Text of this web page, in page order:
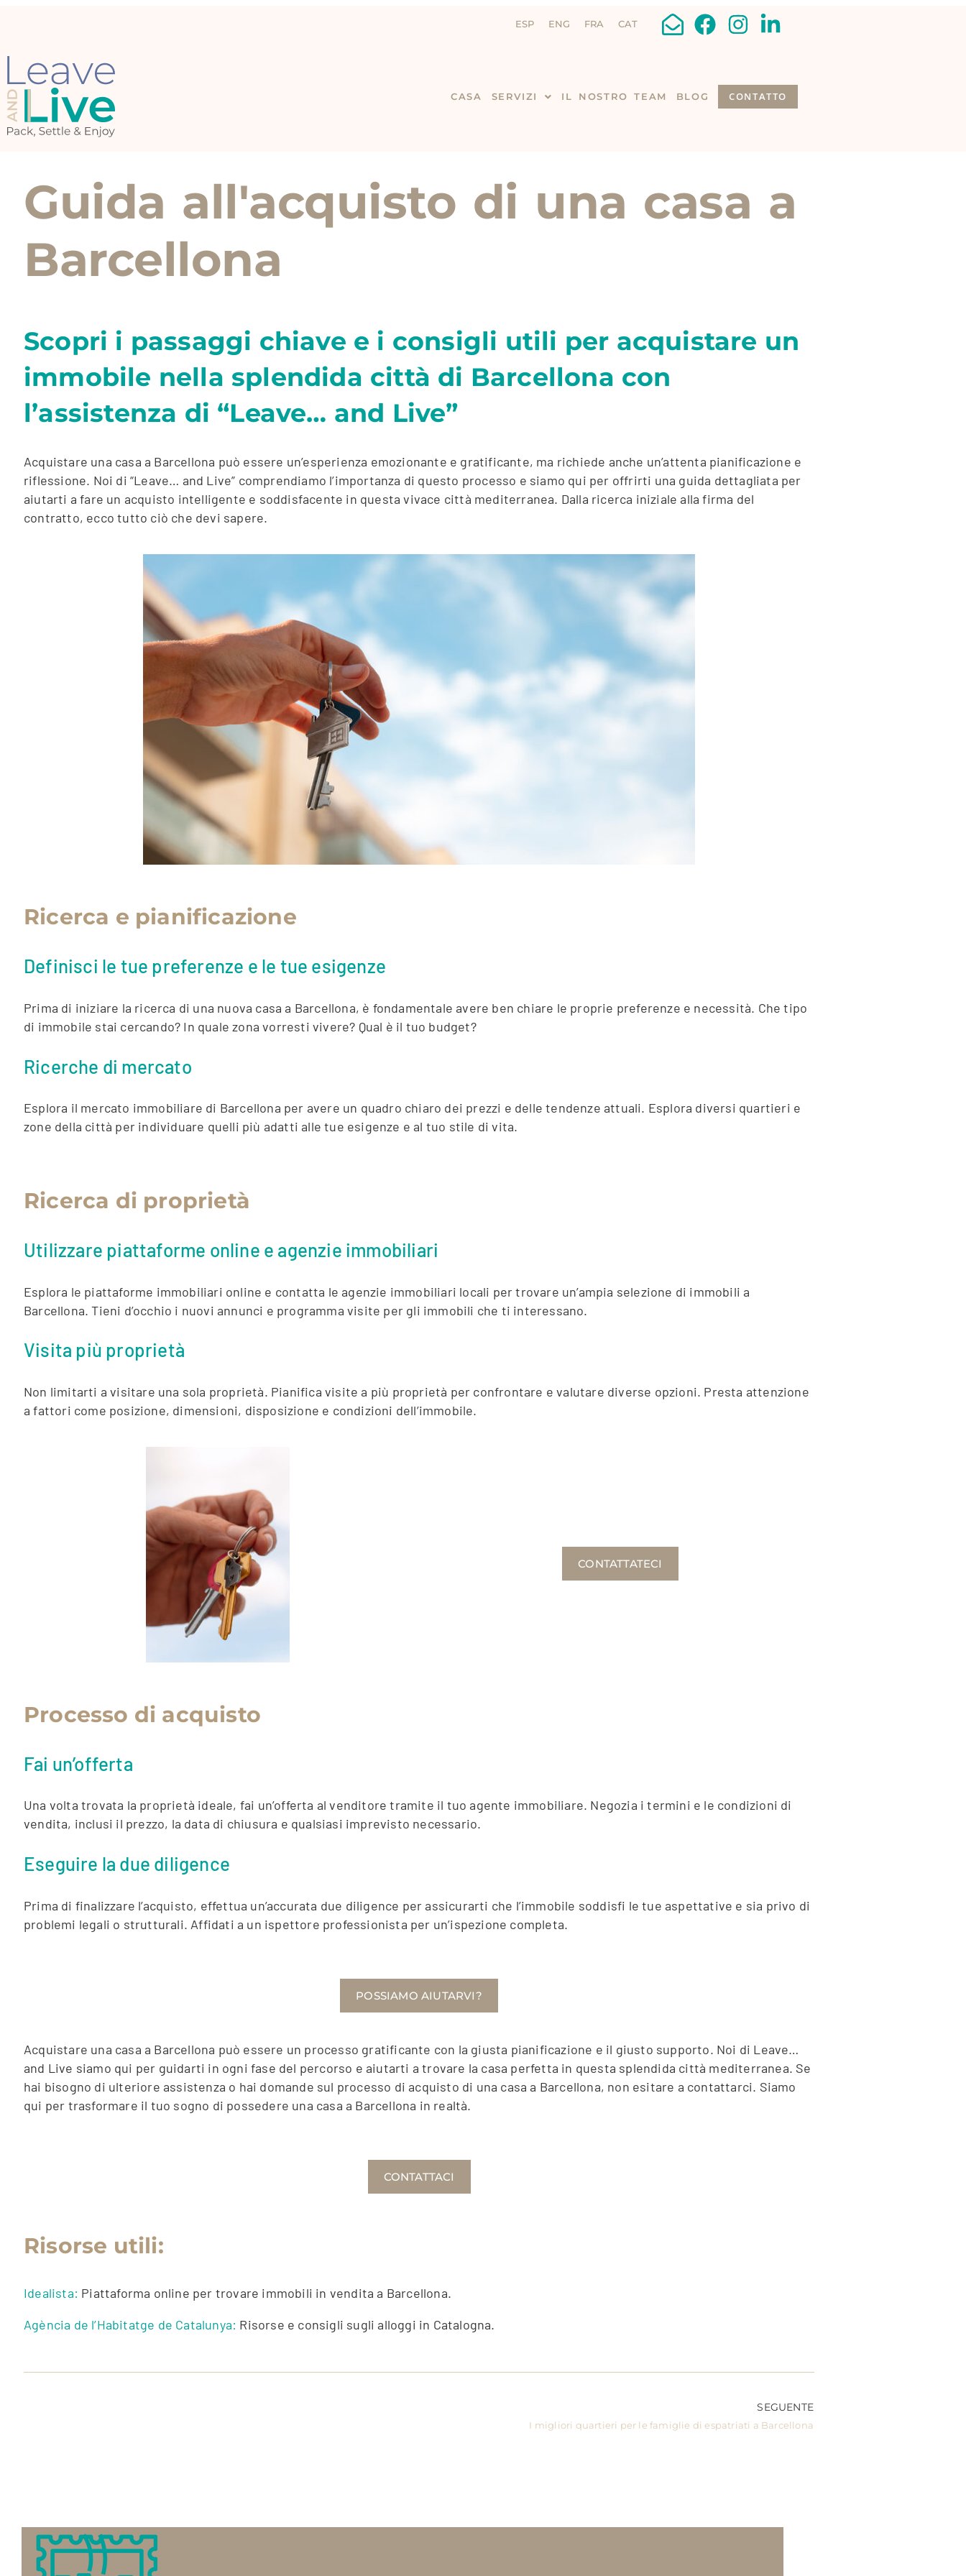
ESP ENG FRA CAT
CASA SERVIZI IL NOSTRO TEAM BLOG CONTATTO
Guida all'acquisto di una casa a
Barcellona
Scopri i passaggi chiave e i consigli utili per acquistare un
immobile nella splendida città di Barcellona con
l’assistenza di “Leave… and Live”
Acquistare una casa a Barcellona può essere un’esperienza emozionante e gratificante, ma richiede anche un’attenta pianificazione e
riflessione. Noi di “Leave… and Live” comprendiamo l’importanza di questo processo e siamo qui per offrirti una guida dettagliata per
aiutarti a fare un acquisto intelligente e soddisfacente in questa vivace città mediterranea. Dalla ricerca iniziale alla firma del
contratto, ecco tutto ciò che devi sapere.
Ricerca e pianificazione
Definisci le tue preferenze e le tue esigenze
Prima di iniziare la ricerca di una nuova casa a Barcellona, ​​è fondamentale avere ben chiare le proprie preferenze e necessità. Che tipo
di immobile stai cercando? In quale zona vorresti vivere? Qual è il tuo budget?
Ricerche di mercato
Esplora il mercato immobiliare di Barcellona per avere un quadro chiaro dei prezzi e delle tendenze attuali. Esplora diversi quartieri e
zone della città per individuare quelli più adatti alle tue esigenze e al tuo stile di vita.
Ricerca di proprietà
Utilizzare piattaforme online e agenzie immobiliari
Esplora le piattaforme immobiliari online e contatta le agenzie immobiliari locali per trovare un’ampia selezione di immobili a
Barcellona. Tieni d’occhio i nuovi annunci e programma visite per gli immobili che ti interessano.
Visita più proprietà
Non limitarti a visitare una sola proprietà. Pianifica visite a più proprietà per confrontare e valutare diverse opzioni. Presta attenzione
a fattori come posizione, dimensioni, disposizione e condizioni dell’immobile.
CONTATTATECI
Processo di acquisto
Fai un’offerta
Una volta trovata la proprietà ideale, fai un’offerta al venditore tramite il tuo agente immobiliare. Negozia i termini e le condizioni di
vendita, inclusi il prezzo, la data di chiusura e qualsiasi imprevisto necessario.
Eseguire la due diligence
Prima di finalizzare l’acquisto, effettua un’accurata due diligence per assicurarti che l’immobile soddisfi le tue aspettative e sia privo di
problemi legali o strutturali. Affidati a un ispettore professionista per un’ispezione completa.
POSSIAMO AIUTARVI?
Acquistare una casa a Barcellona può essere un processo gratificante con la giusta pianificazione e il giusto supporto. Noi di Leave…
and Live siamo qui per guidarti in ogni fase del percorso e aiutarti a trovare la casa perfetta in questa splendida città mediterranea. Se
hai bisogno di ulteriore assistenza o hai domande sul processo di acquisto di una casa a Barcellona, ​​non esitare a contattarci. Siamo
qui per trasformare il tuo sogno di possedere una casa a Barcellona in realtà.
CONTATTACI
Risorse utili:
Idealista: Piattaforma online per trovare immobili in vendita a Barcellona.
Agència de l’Habitatge de Catalunya: Risorse e consigli sugli alloggi in Catalogna.
SEGUENTE
I migliori quartieri per le famiglie di espatriati a Barcellona